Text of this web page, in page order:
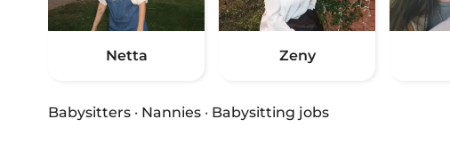
Netta Zeny
Babysitters · Nannies · Babysitting jobs